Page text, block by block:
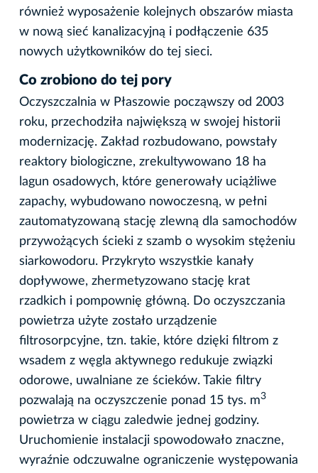
również wyposażenie kolejnych obszarów miasta
w nową sieć kanalizacyjną i podłączenie 635
nowych użytkowników do tej sieci.
Co zrobiono do tej pory
Oczyszczalnia w Płaszowie począwszy od 2003
roku, przechodziła największą w swojej historii
modernizację. Zakład rozbudowano, powstały
reaktory biologiczne, zrekultywowano 18 ha
lagun osadowych, które generowały uciążliwe
zapachy, wybudowano nowoczesną, w pełni
zautomatyzowaną stację zlewną dla samochodów
przywożących ścieki z szamb o wysokim stężeniu
siarkowodoru. Przykryto wszystkie kanały
dopływowe, zhermetyzowano stację krat
rzadkich i pompownię główną. Do oczyszczania
powietrza użyte zostało urządzenie
filtrosorpcyjne, tzn. takie, które dzięki filtrom z
wsadem z węgla aktywnego redukuje związki
odorowe, uwalniane ze ścieków. Takie filtry
pozwalają na oczyszczenie ponad 15 tys. m3
powietrza w ciągu zaledwie jednej godziny.
Uruchomienie instalacji spowodowało znaczne,
wyraźnie odczuwalne ograniczenie występowania